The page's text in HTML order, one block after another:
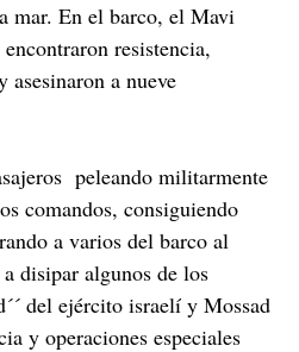
mar. En el barco, el Mavi
resistencia,
asesinaron a nueve
peleando militarmente
comandos, consiguiendo
a varios del barco al
disipar algunos de los
del ejército israelí y Mossad
y operaciones especiales